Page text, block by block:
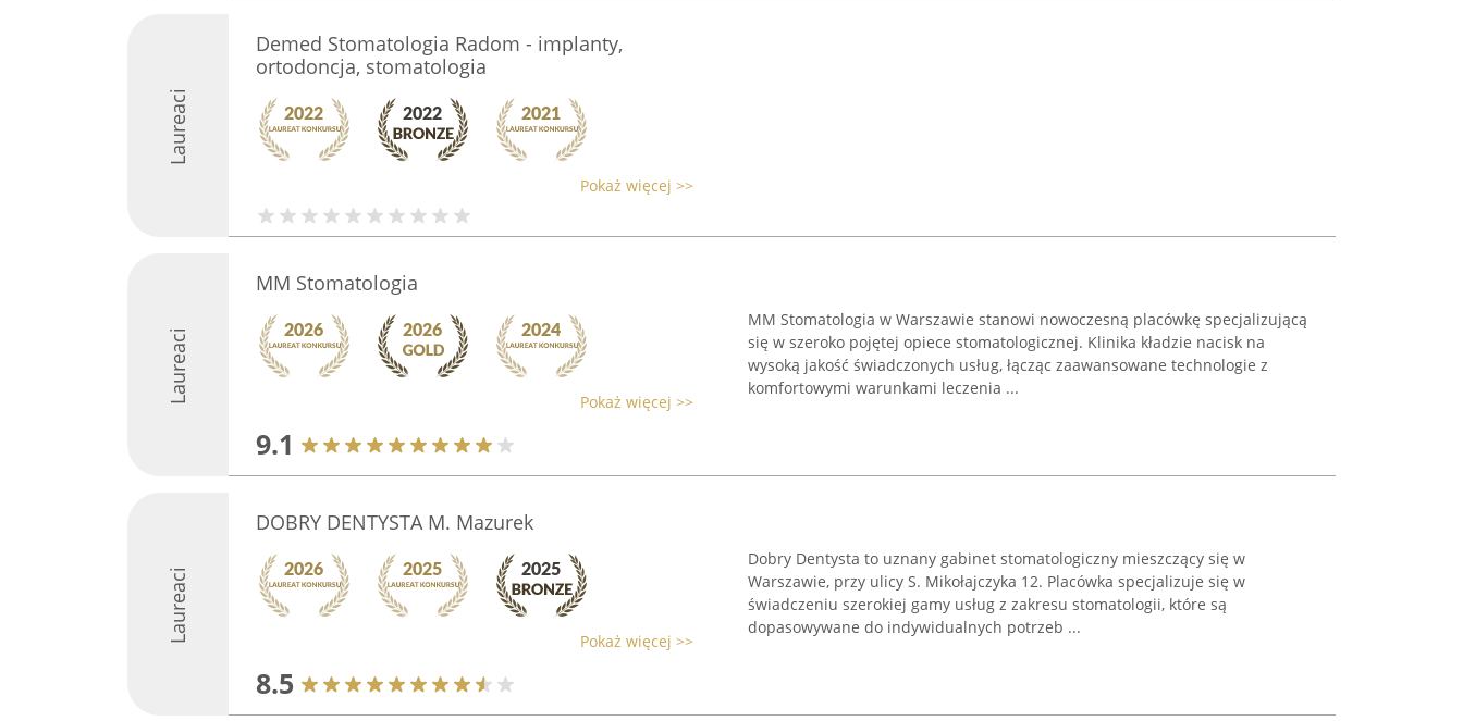
Laureaci
Demed Stomatologia Radom - implanty,
ortodoncja, stomatologia
Pokaż więcej >>
Laureaci
MM Stomatologia
Pokaż więcej >>
9.1
MM Stomatologia w Warszawie stanowi nowoczesną placówkę specjalizującą
się w szeroko pojętej opiece stomatologicznej. Klinika kładzie nacisk na
wysoką jakość świadczonych usług, łącząc zaawansowane technologie z
komfortowymi warunkami leczenia ...
Laureaci
DOBRY DENTYSTA M. Mazurek
Pokaż więcej >>
8.5
Dobry Dentysta to uznany gabinet stomatologiczny mieszczący się w
Warszawie, przy ulicy S. Mikołajczyka 12. Placówka specjalizuje się w
świadczeniu szerokiej gamy usług z zakresu stomatologii, które są
dopasowywane do indywidualnych potrzeb ...